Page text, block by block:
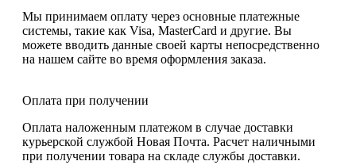
Мы принимаем оплату через основные платежные
системы, такие как Visa, MasterCard и другие. Вы
можете вводить данные своей карты непосредственно
на нашем сайте во время оформления заказа.
Оплата при получении
Оплата наложенным платежом в случае доставки
курьерской службой Новая Почта. Расчет наличными
при получении товара на складе службы доставки.